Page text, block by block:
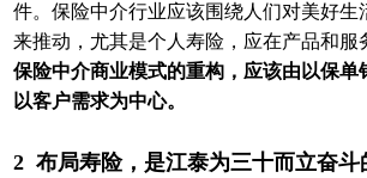
件。保险中介行业应该围绕人们对美好生
来推动，尤其是个人寿险，应在产品和服
保险中介商业模式的重构，应该由以保单
以客户需求为中心。
2 布局寿险，是江泰为三十而立奋斗